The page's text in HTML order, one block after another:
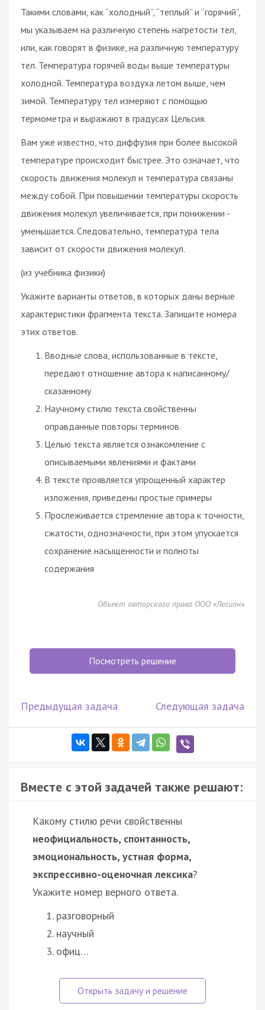
Такими словами, как “холодный”, “теплый” и “горячий”,
мы указываем на различную степень нагретости тел,
или, как говорят в физике, на различную температуру
тел. Температура горячей воды выше температуры
холодной. Температура воздуха летом выше, чем
зимой. Температуру тел измеряют с помощью
термометра и выражают в градусах Цельсия.
Вам уже известно, что диффузия при более высокой
температуре происходит быстрее. Это означает, что
скорость движения молекул и температура связаны
между собой. При повышении температуры скорость
движения молекул увеличивается, при понижении -
уменьшается. Следовательно, температура тела
зависит от скорости движения молекул.
(из учебника физики)
Укажите варианты ответов, в которых даны верные
характеристики фрагмента текста. Запишите номера
этих ответов.
Вводные слова, использованные в тексте,
передают отношение автора к написанному/
сказанному
Научному стилю текста свойственны
оправданные повторы терминов
Целью текста является ознакомление с
описываемыми явлениями и фактами
В тексте проявляется упрощенный характер
изложения, приведены простые примеры
Прослеживается стремление автора к точности,
сжатости, однозначности, при этом упускается
сохранение насыщенности и полноты
содержания
Объект авторского права ООО «Легион»
Посмотреть решение
Предыдущая задача Следующая задача
Вместе с этой задачей также решают:
Какому стилю речи свойственны
неофициальность, спонтанность,
эмоциональность, устная форма,
экспрессивно-оценочная лексика?
Укажите номер верного ответа.
разговорный
научный
офиц…